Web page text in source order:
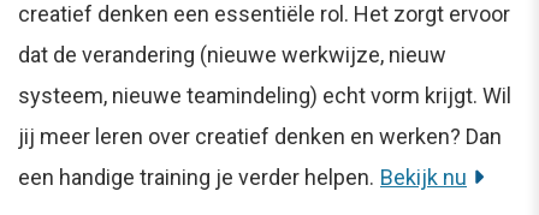
creatief denken een essentiële rol. Het zorgt ervoor
dat de verandering (nieuwe werkwijze, nieuw
systeem, nieuwe teamindeling) echt vorm krijgt. Wil
jij meer leren over creatief denken en werken? Dan
een handige training je verder helpen. Bekijk nu